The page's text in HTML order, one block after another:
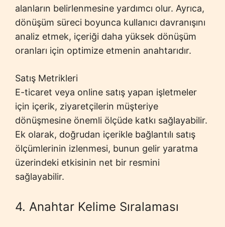
alanların belirlenmesine yardımcı olur. Ayrıca,
dönüşüm süreci boyunca kullanıcı davranışını
analiz etmek, içeriği daha yüksek dönüşüm
oranları için optimize etmenin anahtarıdır.
Satış Metrikleri
E-ticaret veya online satış yapan işletmeler
için içerik, ziyaretçilerin müşteriye
dönüşmesine önemli ölçüde katkı sağlayabilir.
Ek olarak, doğrudan içerikle bağlantılı satış
ölçümlerinin izlenmesi, bunun gelir yaratma
üzerindeki etkisinin net bir resmini
sağlayabilir.
4. Anahtar Kelime Sıralaması